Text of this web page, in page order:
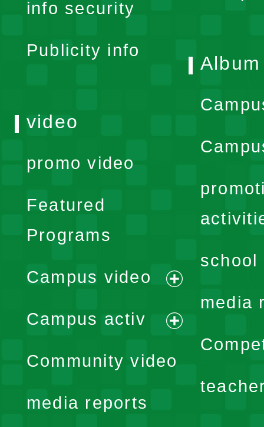
info security
Publicity info
Album
school
media
video
promo video
Featured
Programs
Campus video
expand
menu
Campus activ
expand
Community video
media reports